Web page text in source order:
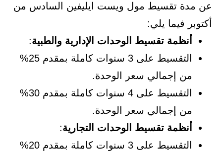
عن مدة تقسيط مول ويست ايليفين السادس من
أكتوبر فيما يلي:
أنظمة تقسيط الوحدات الإدارية والطبية:
التقسيط على 3 سنوات كاملة بمقدم 25%
من إجمالي سعر الوحدة.
التقسيط على 4 سنوات كاملة بمقدم 30%
من إجمالي سعر الوحدة.
أنظمة تقسيط الوحدات التجارية:
التقسيط على 3 سنوات كاملة بمقدم 20%